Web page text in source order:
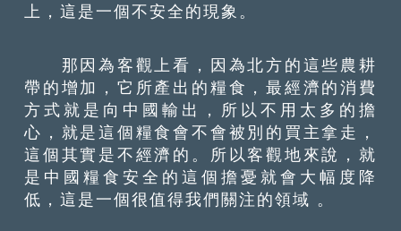
上，這是一個不安全的現象。
那因為客觀上看，因為北方的這些農耕
帶的增加，它所產出的糧食，最經濟的消費
方式就是向中國輸出，所以不用太多的擔
心，就是這個糧食會不會被別的買主拿走，
這個其實是不經濟的。所以客觀地來說，就
是中國糧食安全的這個擔憂就會大幅度降
低，這是一個很值得我們關注的領域 。